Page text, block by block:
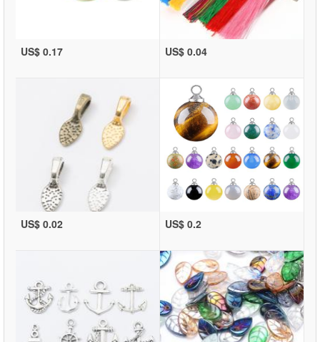
US$ 0.17 US$ 0.04
US$ 0.02 US$ 0.2